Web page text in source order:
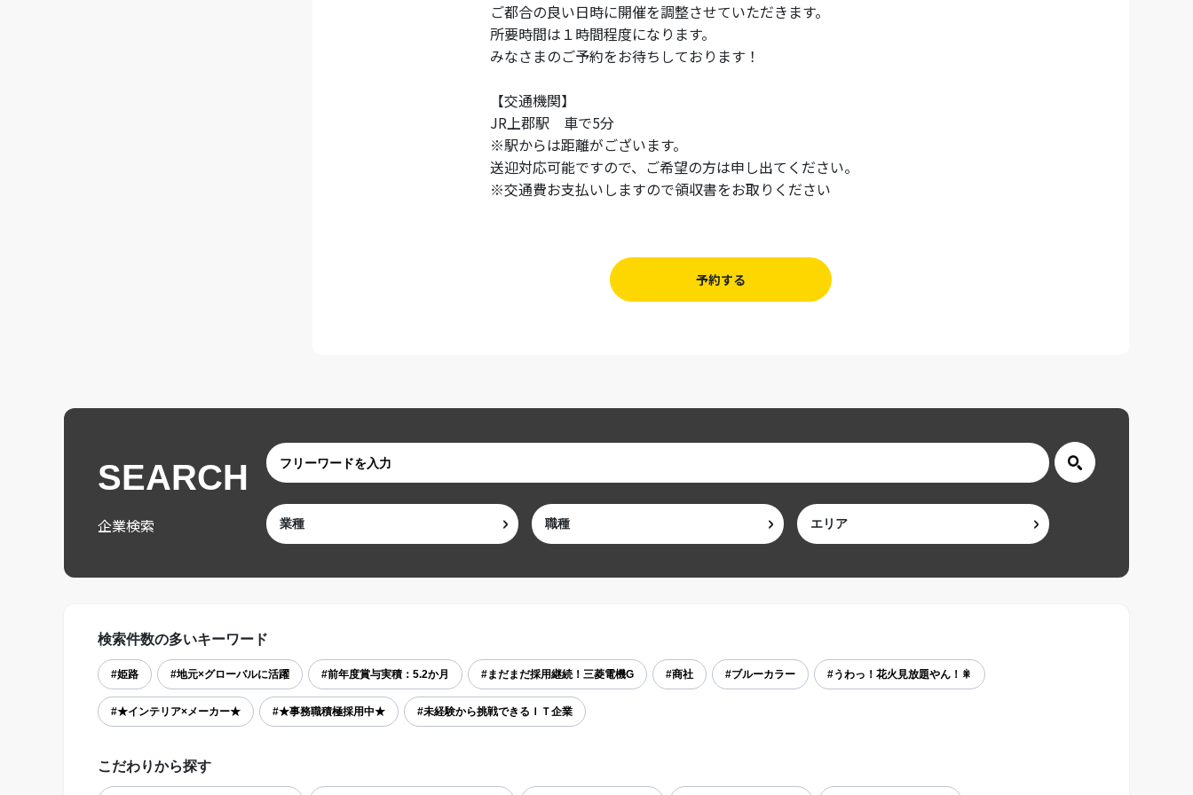
ご都合の良い日時に開催を調整させていただきます。
所要時間は１時間程度になります。
みなさまのご予約をお待ちしております！
【交通機関】
JR上郡駅 車で5分
※駅からは距離がございます。
送迎対応可能ですので、ご希望の方は申し出てください。
※交通費お支払いしますので領収書をお取りください
予約する
SEARCH
企業検索
検索件数の多いキーワード
#姫路 #地元×グローバルに活躍 #前年度賞与実積：5.2か月 #まだまだ採用継続！三菱電機G #商社 #ブルーカラー #うわっ！花火見放題やん！🎇
#★インテリア×メーカー★ #★事務職積極採用中★ #未経験から挑戦できるＩＴ企業
こだわりから探す